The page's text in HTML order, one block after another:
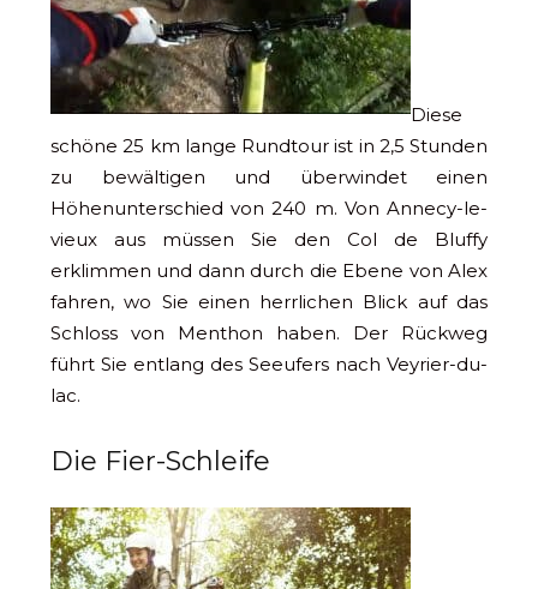
Diese
schöne 25 km lange Rundtour ist in 2,5 Stunden
zu bewältigen und überwindet einen
Höhenunterschied von 240 m. Von Annecy-le-
vieux aus müssen Sie den Col de Bluffy
erklimmen und dann durch die Ebene von Alex
fahren, wo Sie einen herrlichen Blick auf das
Schloss von Menthon haben. Der Rückweg
führt Sie entlang des Seeufers nach Veyrier-du-
lac.
Die Fier-Schleife